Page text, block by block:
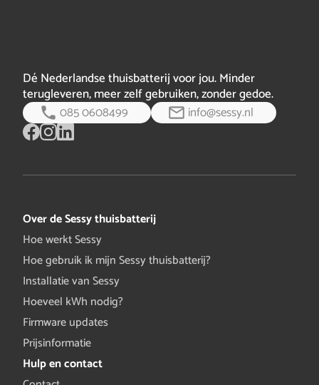
Dé Nederlandse thuisbatterij voor jou. Minder
terugleveren, meer zelf gebruiken, zonder gedoe.
085 0608499
info@sessy.nl
Over de Sessy thuisbatterij
Hoe werkt Sessy
Hoe gebruik ik mijn Sessy thuisbatterij?
Installatie van Sessy
Hoeveel kWh nodig?
Firmware updates
Prijsinformatie
Hulp en contact